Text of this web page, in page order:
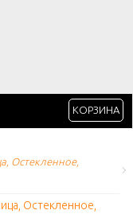
КОРЗИНА
Остекленное,